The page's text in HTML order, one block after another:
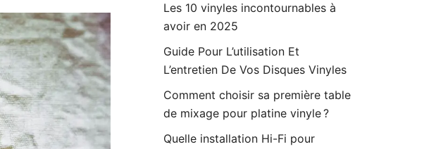
Les 10 vinyles incontournables à
avoir en 2025
Guide Pour L’utilisation Et
L’entretien De Vos Disques Vinyles
Comment choisir sa première table
de mixage pour platine vinyle ?
Quelle installation Hi-Fi pour